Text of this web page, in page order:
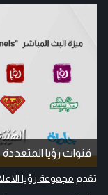
قنوات رؤيا المتعددة
تقدم مجموعة رؤيا